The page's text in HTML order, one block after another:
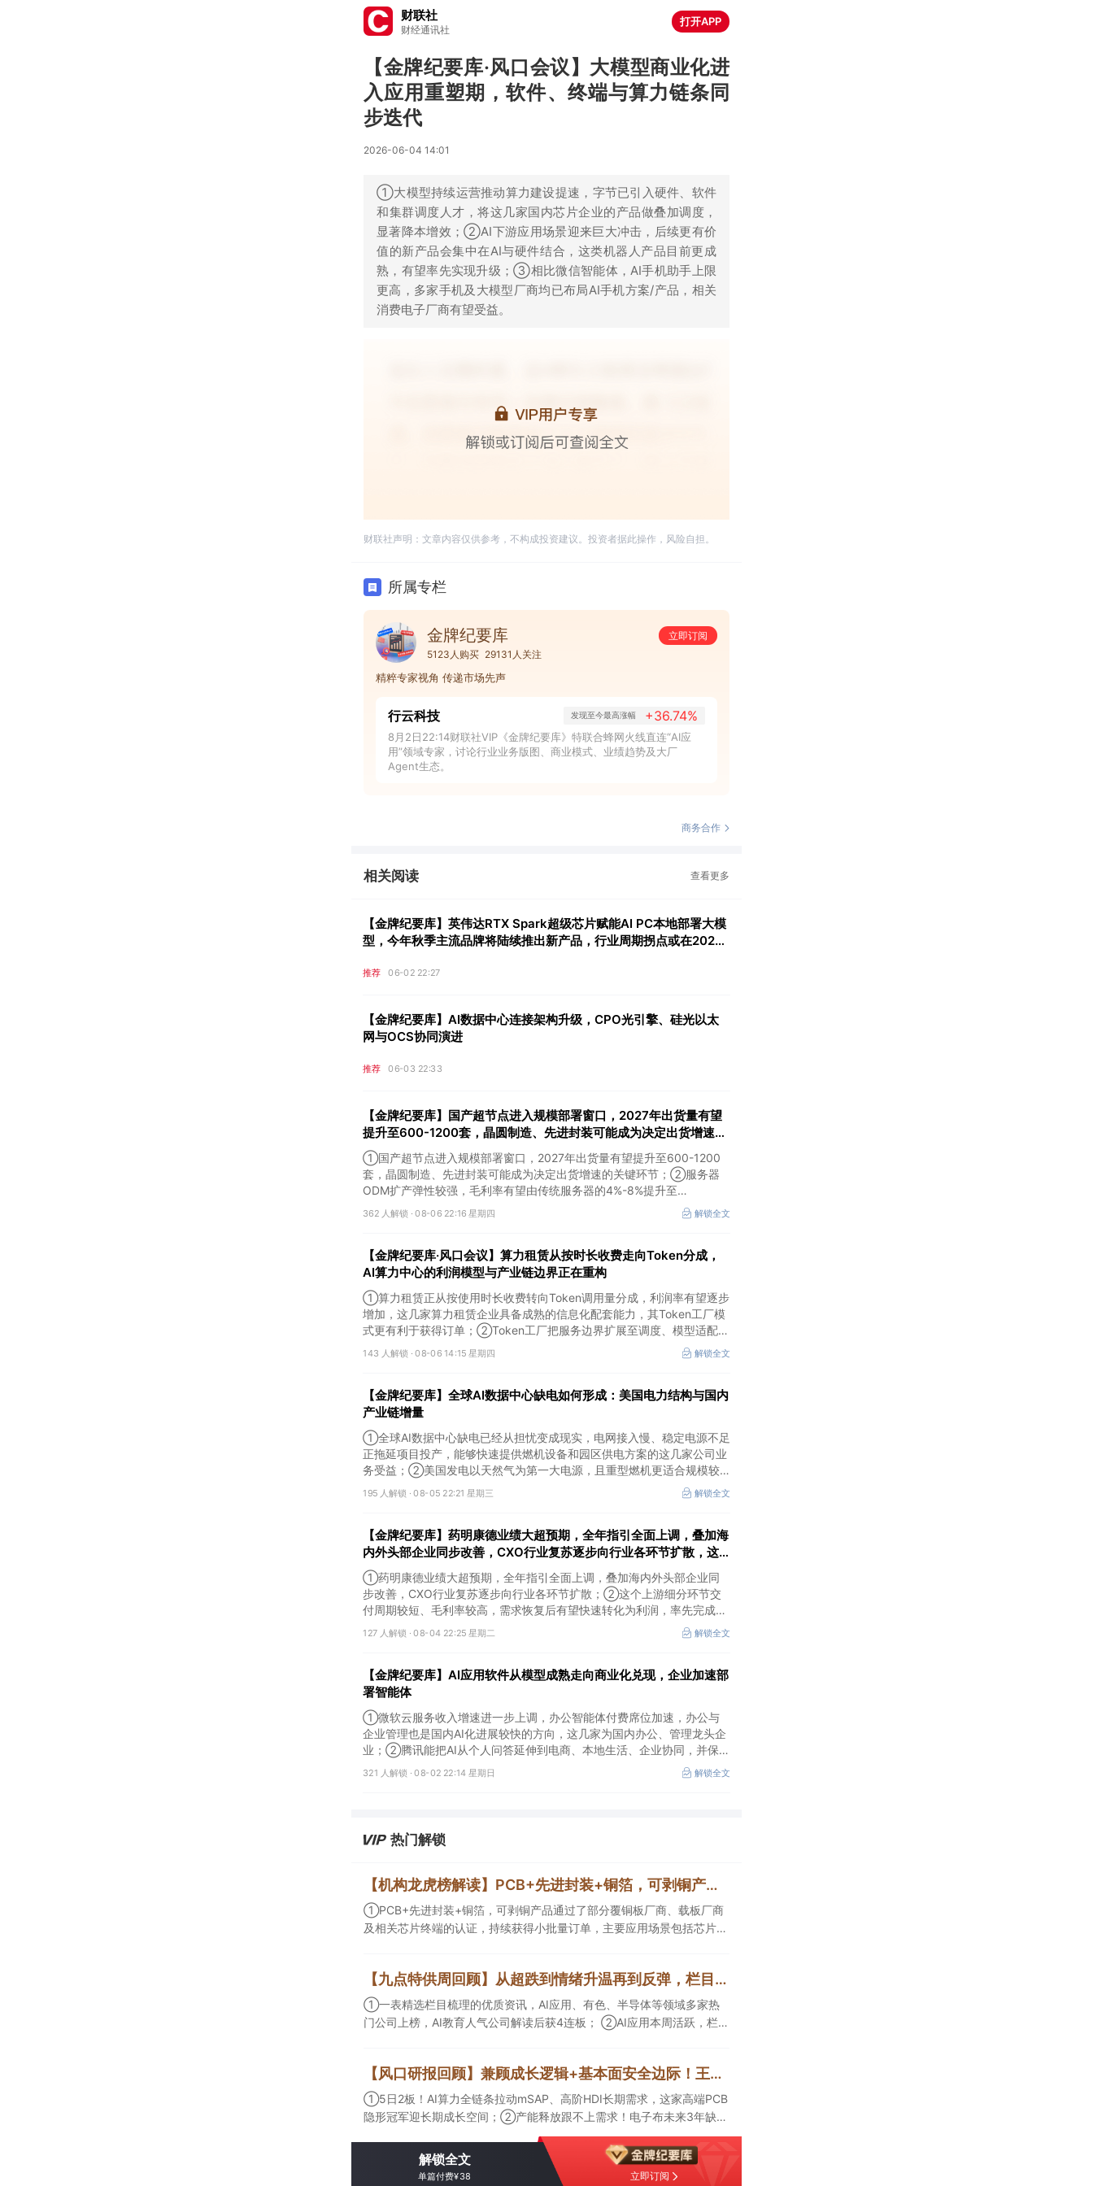
财联社
财经通讯社
打开APP
【金牌纪要库·风口会议】大模型商业化进
入应用重塑期，软件、终端与算力链条同
步迭代
2026-06-04 14:01
①大模型持续运营推动算力建设提速，字节已引入硬件、软件
和集群调度人才，将这几家国内芯片企业的产品做叠加调度，
显著降本增效；②AI下游应用场景迎来巨大冲击，后续更有价
值的新产品会集中在AI与硬件结合，这类机器人产品目前更成
熟，有望率先实现升级；③相比微信智能体，AI手机助手上限
更高，多家手机及大模型厂商均已布局AI手机方案/产品，相关
消费电子厂商有望受益。
财联社声明：文章内容仅供参考，不构成投资建议。投资者据此操作，风险自担。
所属专栏
金牌纪要库
立即订阅
5123人购买 29131人关注
精粹专家视角 传递市场先声
行云科技 发现至今最高涨幅 +36.74%
8月2日22:14财联社VIP《金牌纪要库》特联合蜂网火线直连“AI应
用”领域专家，讨论行业业务版图、商业模式、业绩趋势及大厂
Agent生态。
商务合作
相关阅读 查看更多
【金牌纪要库】英伟达RTX Spark超级芯片赋能AI PC本地部署大模
型，今年秋季主流品牌将陆续推出新产品，行业周期拐点或在2026
推荐 06-02 22:27
【金牌纪要库】AI数据中心连接架构升级，CPO光引擎、硅光以太
网与OCS协同演进
推荐 06-03 22:33
【金牌纪要库】国产超节点进入规模部署窗口，2027年出货量有望
提升至600-1200套，晶圆制造、先进封装可能成为决定出货增速的
关键环节
①国产超节点进入规模部署窗口，2027年出货量有望提升至600-1200
套，晶圆制造、先进封装可能成为决定出货增速的关键环节；②服务器
ODM扩产弹性较强，毛利率有望由传统服务器的4%-8%提升至
10%-15%，这两家公司占据整机市场的核心份额；③国产交换芯片已经
由送样验证逐步进入小批量应用，中低速率产品替代有望加快，400G、
362 人解锁 ·08-06 22:16 星期四 解锁全文
【金牌纪要库·风口会议】算力租赁从按时长收费走向Token分成，
AI算力中心的利润模型与产业链边界正在重构
①算力租赁正从按使用时长收费转向Token调用量分成，利润率有望逐步
增加，这几家算力租赁企业具备成熟的信息化配套能力，其Token工厂模
式更有利于获得订单；②Token工厂把服务边界扩展至调度、模型适配、
计费和安全，这类具备网络安全配套和底层模型适配业务的企业也会受益
Token工厂建设；③高端训练卡仍受供给约束，AI应用持续推高推理需求
143 人解锁 ·08-06 14:15 星期四 解锁全文
【金牌纪要库】全球AI数据中心缺电如何形成：美国电力结构与国内
产业链增量
①全球AI数据中心缺电已经从担忧变成现实，电网接入慢、稳定电源不足
正拖延项目投产，能够快速提供燃机设备和园区供电方案的这几家公司业
务受益；②美国发电以天然气为第一大电源，且重型燃机更适合规模较
大、持续运行的数据中心园区，透平叶片为上游主要卡产能环节，这家国
内公司已与国外燃机巨头签署多年供货协议；③国家电网“十五五”投资规
几家企业为国内特高压设备头部企业。
195 人解锁 ·08-05 22:21 星期三 解锁全文
【金牌纪要库】药明康德业绩大超预期，全年指引全面上调，叠加海
内外头部企业同步改善，CXO行业复苏逐步向行业各环节扩散，这
个上游细分环节交付周期较短、毛利率较高，需求恢复后有望快速转
化为利润
①药明康德业绩大超预期，全年指引全面上调，叠加海内外头部企业同
步改善，CXO行业复苏逐步向行业各环节扩散；②这个上游细分环节交
付周期较短、毛利率较高，需求恢复后有望快速转化为利润，率先完成客
户认证并具备规模化生产能力的企业竞争优势更明显；③相较2019—
2021年周期，本轮更多来自存量管线向中后期推进、境外BD交易活跃、
强。
127 人解锁 ·08-04 22:25 星期二 解锁全文
【金牌纪要库】AI应用软件从模型成熟走向商业化兑现，企业加速部
署智能体
①微软云服务收入增速进一步上调，办公智能体付费席位加速，办公与
企业管理也是国内AI化进展较快的方向，这几家为国内办公、管理龙头企
业；②腾讯能把AI从个人问答延伸到电商、本地生活、企业协同，并保留
较强的开放生态特征，在AI智能体时代具有强竞争力，这几家企业与腾讯
业务联系紧密；③AI应用扩张会显著增加推理算力需求，第三方算力的订
321 人解锁 ·08-02 22:14 星期日 解锁全文
热门解锁
【机构龙虎榜解读】PCB+先进封装+铜箔，可剥铜产品通过了部分覆铜板厂商、载板厂商及相关芯片终端的认证，持续获得小批量订单，主要应用场景包括芯片封装光模块用PCB，机构大额净买入这家公司
①PCB+先进封装+铜箔，可剥铜产品通过了部分覆铜板厂商、载板厂商
及相关芯片终端的认证，持续获得小批量订单，主要应用场景包括芯片封
具备承接细胞与基因治疗产品商业化受托生产的合规资质，这家公司获净
买入。
【九点特供周回顾】从超跌到情绪升温再到反弹，栏目梳理AI应用题材逻辑，AI教育人气公司解读后获4连板
①一表精选栏目梳理的优质资讯，AI应用、有色、半导体等领域多家热
门公司上榜，AI教育人气公司解读后获4连板； ②AI应用本周活跃，栏目
提及2家核心公司双双涨停。
【风口研报回顾】兼顾成长逻辑+基本面安全边际！王牌自营前瞻覆盖“pcb+MLCC+电子布”，梳理AI产业链优质标的“深坑起跳”
①5日2板！AI算力全链条拉动mSAP、高阶HDI长期需求，这家高端PCB
隐形冠军迎长期成长空间；②产能释放跟不上需求！电子布未来3年缺口
难消，深坑之际再梳理行业逻辑，人气龙头涨超3成；③AI服务器、机器
人带动MLCC景气周期持续！这家公司扩产、涨价预期暂未被市场定价，
王牌自营前瞻捕捉“预期差”，3日大涨26%。
解锁全文
单篇付费¥38 立即订阅